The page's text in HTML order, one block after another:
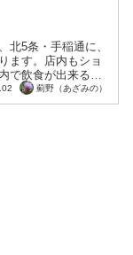
北5条・手稲通に、
ます。店内もショ
で飲食が出来るテ
の来店する人気...
薊野（あざみの）